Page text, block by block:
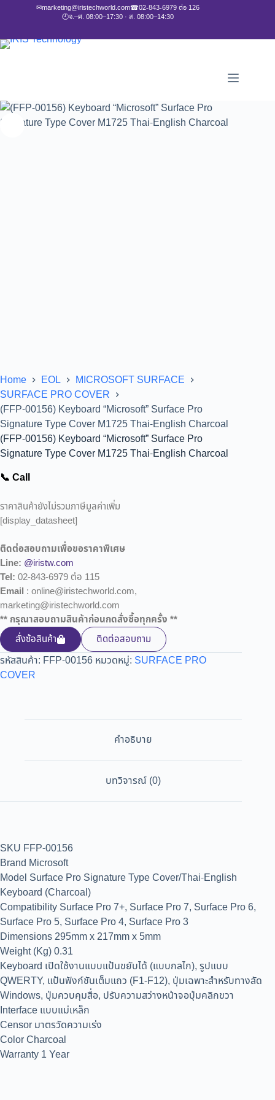
✉marketing@iristechworld.com☎02-843-6979 ต่อ 126
🕘จ.–ศ. 08:00–17:30 · ส. 08:00–14:30
Home EOL
MICROSOFT SURFACE
SURFACE PRO COVER
(FFP-00156) Keyboard “Microsoft” Surface Pro
Signature Type Cover M1725 Thai-English Charcoal
(FFP-00156) Keyboard “Microsoft” Surface Pro
Signature Type Cover M1725 Thai-English Charcoal
📞 Call
ราคาสินค้ายังไม่รวมภาษีมูลค่าเพิ่ม
[display_datasheet]
ติดต่อสอบถามเพื่อขอราคาพิเศษ
Line: @iristw.com
Tel: 02-843-6979 ต่อ 115
Email : online@iristechworld.com,
marketing@iristechworld.com
** กรุณาสอบถามสินค้าก่อนกดสั่งซื้อทุกครั้ง **
สั่งซ้อสินค้า
ติดต่อสอบถาม
รหัสสินค้า: FFP-00156 หมวดหมู่: SURFACE PRO
COVER
คำอธิบาย
บทวิจารณ์ (0)
SKU FFP-00156
Brand Microsoft
Model Surface Pro Signature Type Cover/Thai-English
Keyboard (Charcoal)
Compatibility Surface Pro 7+, Surface Pro 7, Surface Pro 6,
Surface Pro 5, Surface Pro 4, Surface Pro 3
Dimensions 295mm x 217mm x 5mm
Weight (Kg) 0.31
Keyboard เปิดใช้งานแบบแป้นขยับได้ (แบบกลไก), รูปแบบ
QWERTY, แป้นฟังก์ชันเต็มแถว (F1-F12), ปุ่มเฉพาะสำหรับทางลัด
Windows, ปุ่มควบคุมสื่อ, ปรับความสว่างหน้าจอปุ่มคลิกขวา
Interface แบบแม่เหล็ก
Censor มาตรวัดความเร่ง
Color Charcoal
Warranty 1 Year